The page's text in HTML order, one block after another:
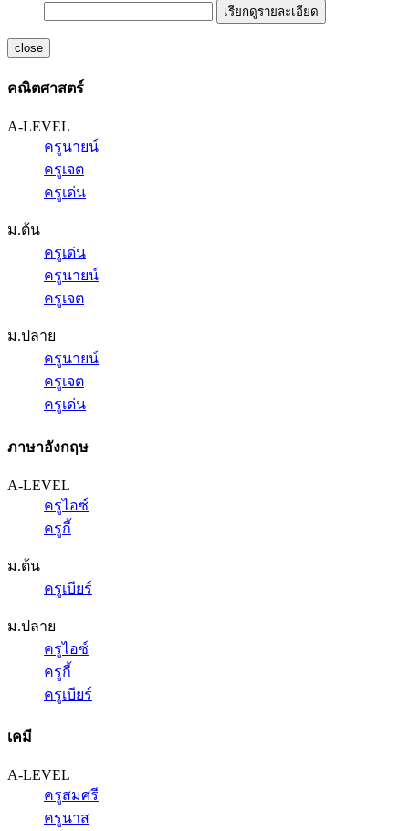
เรียกดูรายละเอียด
close
คณิตศาสตร์
A-LEVEL
ครูนายน์
ครูเจต
ครูเด่น
ม.ต้น
ครูเด่น
ครูนายน์
ครูเจต
ม.ปลาย
ครูนายน์
ครูเจต
ครูเด่น
ภาษาอังกฤษ
A-LEVEL
ครูไอซ์
ครูกี้
ม.ต้น
ครูเบียร์
ม.ปลาย
ครูไอซ์
ครูกี้
ครูเบียร์
เคมี
A-LEVEL
ครูสมศรี
ครูนาส